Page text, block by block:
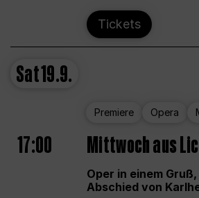
Tickets
Sat19.9.
Premiere Opera
17:00 Mittwoch aus
Oper in einem
Abschied von